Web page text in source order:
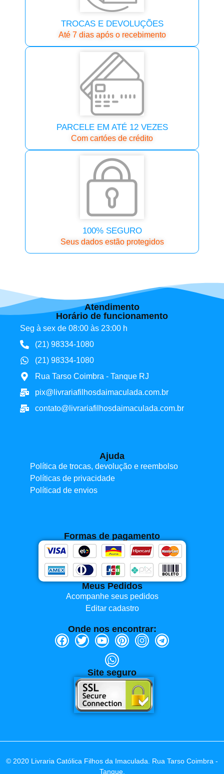
TROCAS E DEVOLUÇÕES
Até 7 dias após o recebimento
PARCELE EM ATÉ 12 VEZES
Com cartóes de crédito
100% SEGURO
Seus dados estão protegidos
Atendimento
Horário de funcionamento
Seg à sex de 08:00 às 23:00 h
(21) 98334-1080
(21) 98334-1080
Rua Tarso Coimbra - Tanque RJ
pix@livrariafilhosdaimaculada.com.br
contato@livrariafilhosdaimaculada.com.br
Ajuda
Política de trocas, devolução e reembolso
Políticas de privacidade
Políticad de envios
Formas de pagamento
Meus Pedidos
Acompanhe seus pedidos
Editar cadastro
Onde nos encontrar:
Site seguro
© 2020 Livraria Católica Filhos da Imaculada. Rua Tarso Coimbra -
Tanque,